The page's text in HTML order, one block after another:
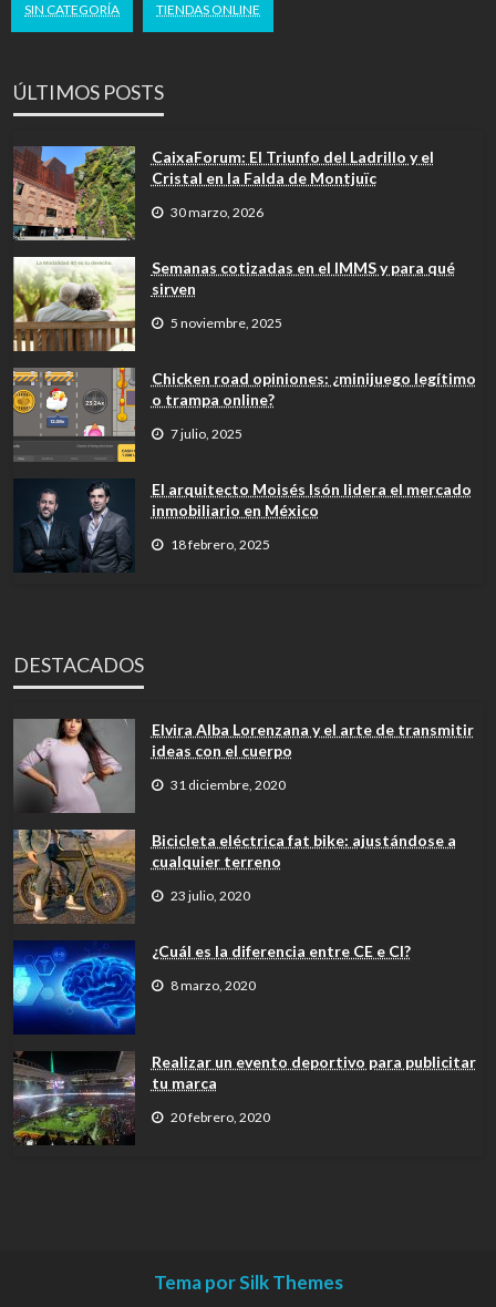
SIN CATEGORÍA TIENDAS ONLINE
ÚLTIMOS POSTS
CaixaForum: El Triunfo del Ladrillo y el
Cristal en la Falda de Montjuïc
30 marzo, 2026
Semanas cotizadas en el IMMS y para qué
sirven
5 noviembre, 2025
Chicken road opiniones: ¿minijuego legítimo
o trampa online?
7 julio, 2025
El arquitecto Moisés Isón lidera el mercado
inmobiliario en México
18 febrero, 2025
DESTACADOS
Elvira Alba Lorenzana y el arte de transmitir
ideas con el cuerpo
31 diciembre, 2020
Bicicleta eléctrica fat bike: ajustándose a
cualquier terreno
23 julio, 2020
¿Cuál es la diferencia entre CE e CI?
8 marzo, 2020
Realizar un evento deportivo para publicitar
tu marca
20 febrero, 2020
Tema por Silk Themes